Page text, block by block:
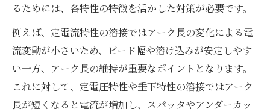
るためには、各特性の特徴を活かした対策が必要です。
例えば、定電流特性の溶接ではアーク長の変化による電
流変動が小さいため、ビード幅や溶け込みが安定しやす
い一方、アーク長の維持が重要なポイントとなります。
これに対して、定電圧特性や垂下特性の溶接ではアーク
長が短くなると電流が増加し、スパッタやアンダーカッ